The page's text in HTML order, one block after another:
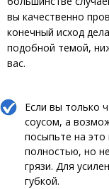
вы качественно
конечный исход
подобной темой,
вас.
Если вы только
соусом, а
посыпьте на это
полностью, но
грязи. Для
губкой.